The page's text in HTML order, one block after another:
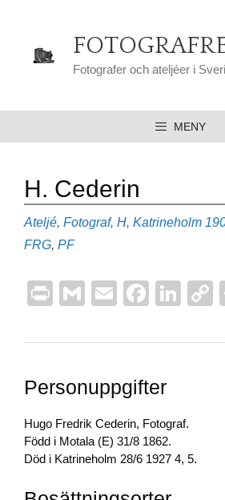
Fotografer och ateljéer i
MENY
H. Cederin
Kategorier
Ateljé, Fotograf, H, Katrineholm
FRG, PF
Pr
t
G
ail
E
ail
F
c
b
o
o
k
Li
k
n
Personuppgifter
Hugo Fredrik Cederin, Fotograf.
Född i Motala (E) 31/8 1862.
Död i Katrineholm 28/6 1927 4, 5.